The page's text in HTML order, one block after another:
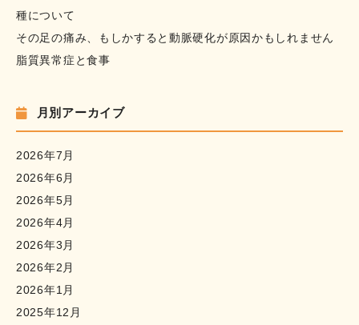
種について
その足の痛み、もしかすると動脈硬化が原因かもしれません
脂質異常症と食事
月別アーカイブ
2026年7月
2026年6月
2026年5月
2026年4月
2026年3月
2026年2月
2026年1月
2025年12月